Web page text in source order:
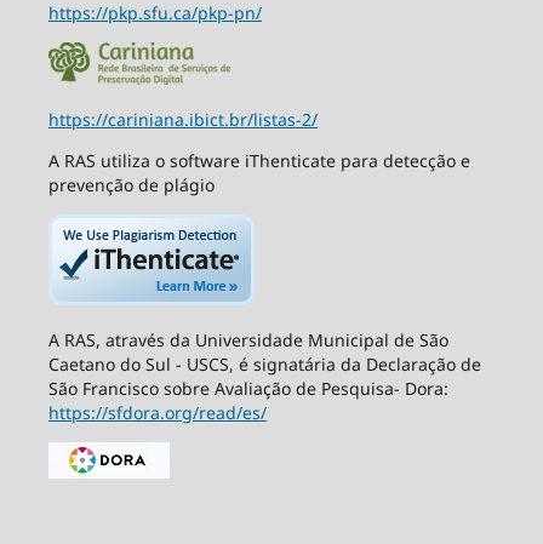
https://pkp.sfu.ca/pkp-pn/
https://cariniana.ibict.br/listas-2/
A RAS utiliza o software iThenticate para detecção e
prevenção de plágio
A RAS, através da Universidade Municipal de São
Caetano do Sul - USCS, é signatária da Declaração de
São Francisco sobre Avaliação de Pesquisa- Dora:
https://sfdora.org/read/es/